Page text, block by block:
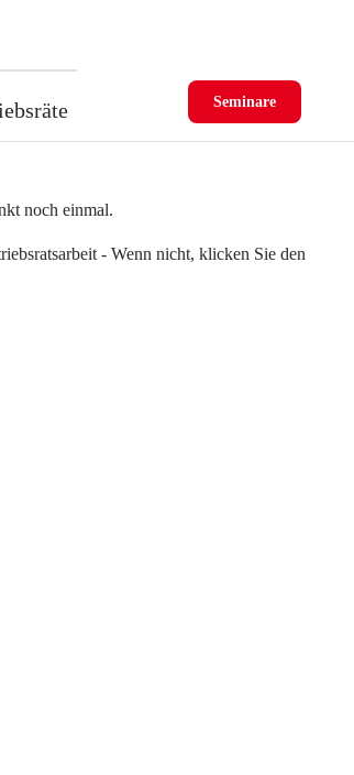
Seminare
noch einmal.
- Wenn nicht, klicken Sie den